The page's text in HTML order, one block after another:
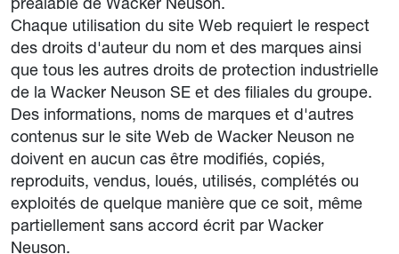
Chaque utilisation du site Web requiert le respect
des droits d'auteur du nom et des marques ainsi
que tous les autres droits de protection industrielle
de la Wacker Neuson SE et des filiales du groupe.
Des informations, noms de marques et d'autres
contenus sur le site Web de Wacker Neuson ne
doivent en aucun cas être modifiés, copiés,
reproduits, vendus, loués, utilisés, complétés ou
exploités de quelque manière que ce soit, même
partiellement sans accord écrit par Wacker
Neuson.